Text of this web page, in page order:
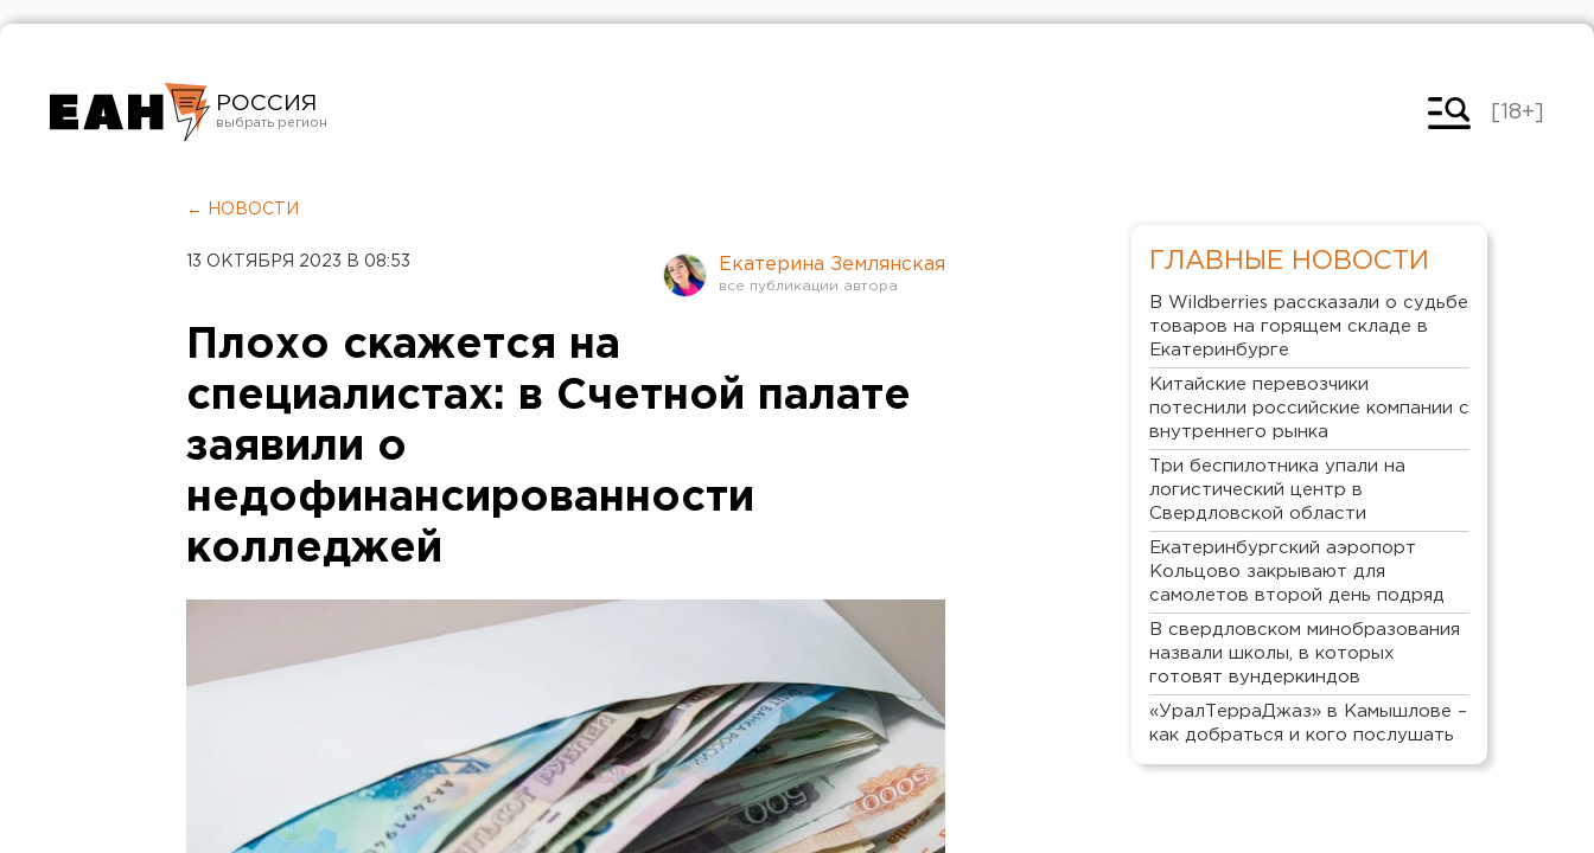
РОССИЯ
Челябинск
[18+]
← НОВОСТИ
13 ОКТЯБРЯ 2023 В 08:53 Екатерина Землянская
Плохо скажется на
специалистах: в Счетной палате
заявили о
недофинансированности
колледжей
ГЛАВНЫЕ НОВОСТИ
В Wildberries рассказали о судьбе
товаров на горящем складе в
Екатеринбурге
Китайские перевозчики
потеснили российские компании с
внутреннего рынка
Три беспилотника упали на
логистический центр в
Свердловской области
Екатеринбургский аэропорт
Кольцово закрывают для
самолетов второй день подряд
В свердловском минобразования
назвали школы, в которых
готовят вундеркиндов
«УралТерраДжаз» в Камышлове –
как добраться и кого послушать